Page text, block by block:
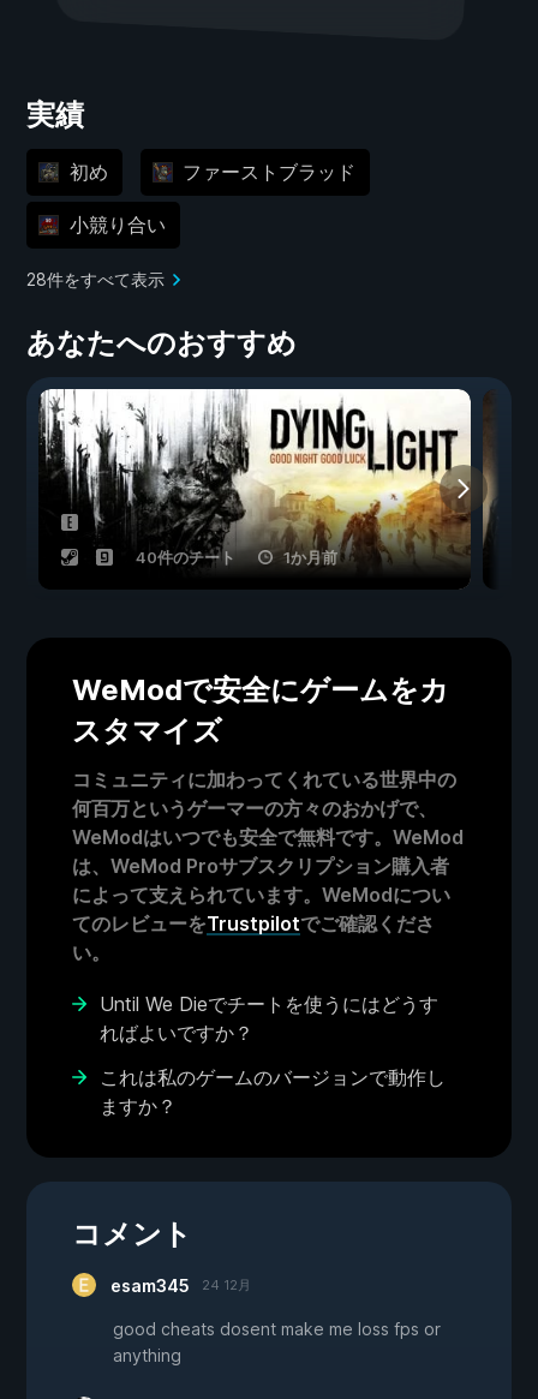
実績
初め ファーストブラッド
小競り合い
28件をすべて表示
あなたへのおすすめ
40件のチート 1か月前
WeModで安全にゲームをカ
スタマイズ
コミュニティに加わってくれている世界中の
何百万というゲーマーの方々のおかげで、
WeModはいつでも安全で無料です。WeMod
は、WeMod Proサブスクリプション購入者
によって支えられています。WeModについ
てのレビューをTrustpilotでご確認くださ
い。
Until We Dieでチートを使うにはどうす
ればよいですか？
これは私のゲームのバージョンで動作し
ますか？
コメント
esam345 24 12月
good cheats dosent make me loss fps or
anything